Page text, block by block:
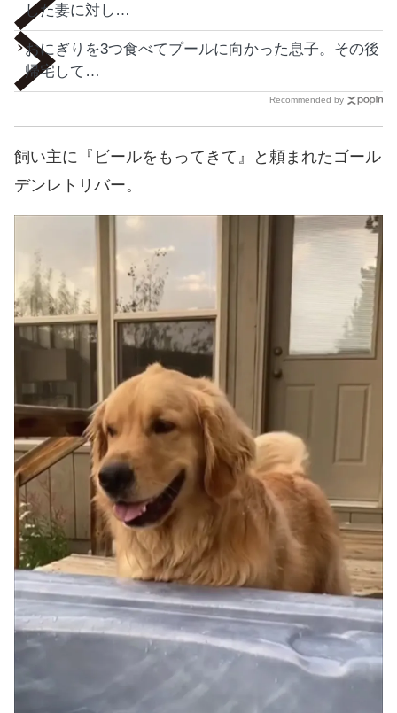
した妻に対し…
おにぎりを3つ食べてプールに向かった息子。その後
帰宅して…
Recommended by
飼い主に『ビールをもってきて』と頼まれたゴール
デンレトリバー。